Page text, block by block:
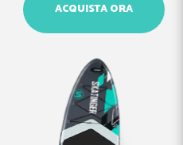
ACQUISTA ORA